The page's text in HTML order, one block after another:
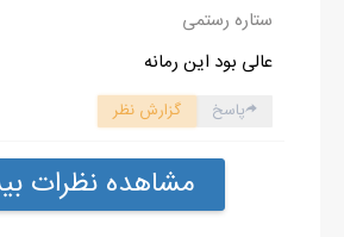
ستاره رستمی
عالی بود این رمانه
پاسخ گزارش نظر
مشاهده نظرات بیشتر